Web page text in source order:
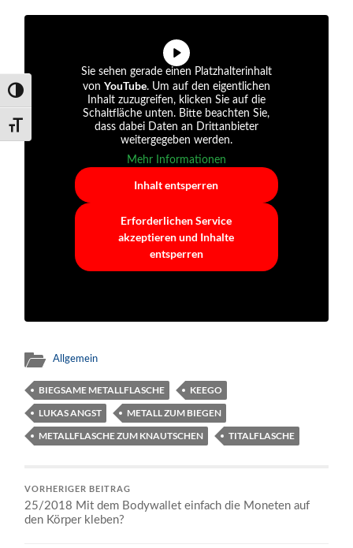
Umschalten auf hohe Kontraste
Schrift vergrößern
Sie sehen gerade einen Platzhalterinhalt
von YouTube. Um auf den eigentlichen
Inhalt zuzugreifen, klicken Sie auf die
Schaltfläche unten. Bitte beachten Sie,
dass dabei Daten an Drittanbieter
weitergegeben werden.
Mehr Informationen
Inhalt entsperren
Erforderlichen Service
akzeptieren und Inhalte
entsperren
Allgemein
BIEGSAME METALLFLASCHE
KEEGO
LUKAS ANGST
METALL ZUM BIEGEN
METALLFLASCHE ZUM KNAUTSCHEN
TITALFLASCHE
VORHERIGER BEITRAG
25/2018 Mit dem Bodywallet einfach die Moneten auf
den Körper kleben?